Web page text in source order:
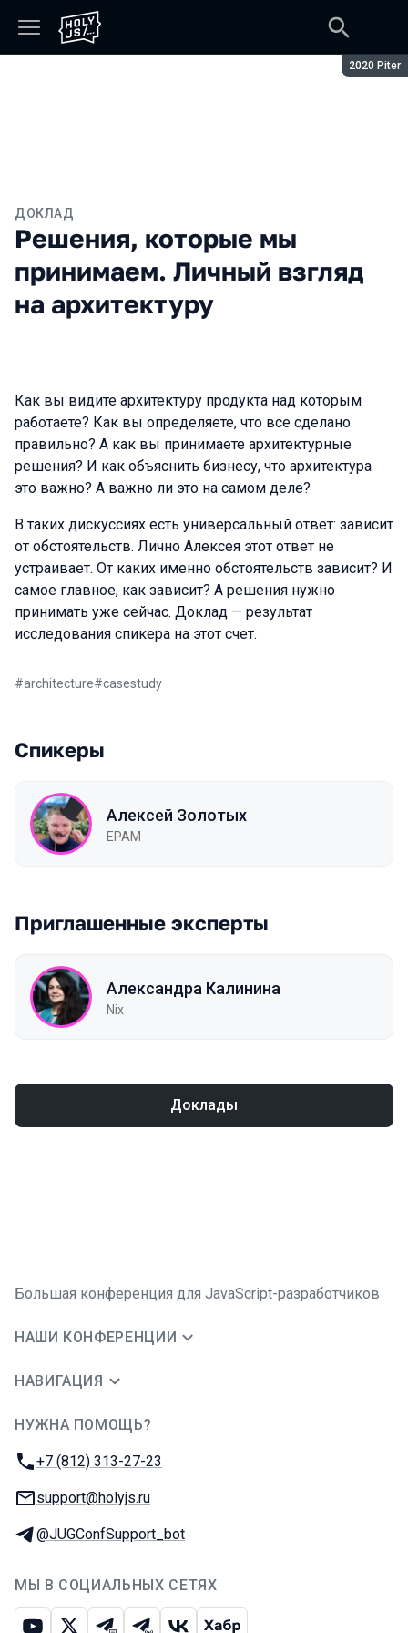
Сезон:
2020 Piter
ДОКЛАД
Решения, которые мы
принимаем. Личный взгляд
на архитектуру
Как вы видите архитектуру продукта над которым
работаете? Как вы определяете, что все сделано
правильно? А как вы принимаете архитектурные
решения? И как объяснить бизнесу, что архитектура
это важно? А важно ли это на самом деле?
В таких дискуссиях есть универсальный ответ: зависит
от обстоятельств. Лично Алексея этот ответ не
устраивает. От каких именно обстоятельств зависит? И
самое главное, как зависит? А решения нужно
принимать уже сейчас. Доклад — результат
исследования спикера на этот счет.
#architecture#casestudy
Спикеры
Алексей Золотых
EPAM
Приглашенные эксперты
Александра Калинина
Nix
Доклады
Большая конференция для JavaScript-разработчиков
НАШИ КОНФЕРЕНЦИИ
НАВИГАЦИЯ
НУЖНА ПОМОЩЬ?
Телефон:
+7 (812) 313-27-23
E-mail:
support@holyjs.ru
Телеграм:
@JUGConfSupport_bot
МЫ В СОЦИАЛЬНЫХ СЕТЯХ